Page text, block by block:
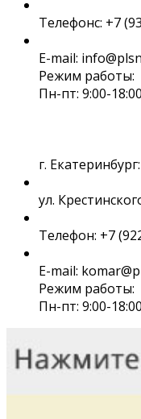
Телефонс: +7
E-mail:
Режим работы:
Пн-пт: 9:00-
г. Екатеринбург:
ул.
Телефон: +7
E-mail:
Режим работы:
Пн-пт: 9:00-